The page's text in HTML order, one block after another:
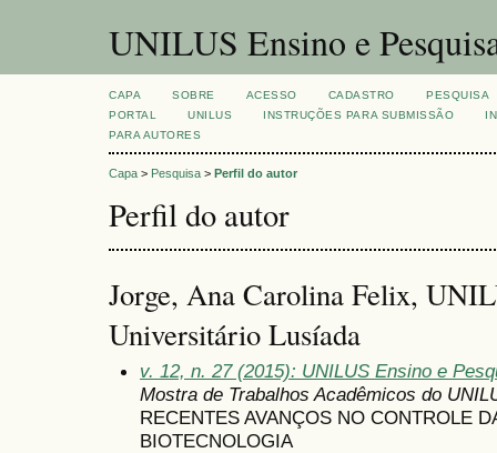
UNILUS Ensino e
CAPA SOBRE ACESSO CADASTRO
PESQUISA
PORTAL
UNILUS INSTRUÇÕES PARA SUBMISSÃO
PARA AUTORES
Capa > Pesquisa > Perfil do autor
Perfil do autor
Jorge, Ana Carolina Felix,
Universitário Lusíada
v. 12, n. 27 (2015): UNILUS Ensino e
Mostra de Trabalhos Acadêmicos do
RECENTES AVANÇOS NO CONTROLE
BIOTECNOLOGIA